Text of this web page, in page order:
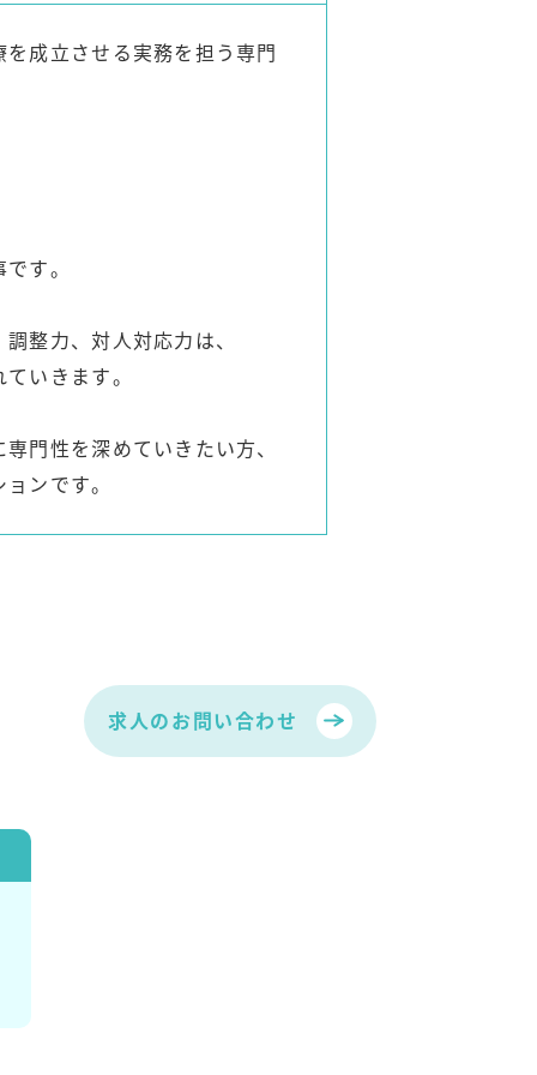
成立させる実務を担う専門
す。
整力、対人対応力は、
いきます。
門性を深めていきたい方、
ンです。
求人のお問い合わせ